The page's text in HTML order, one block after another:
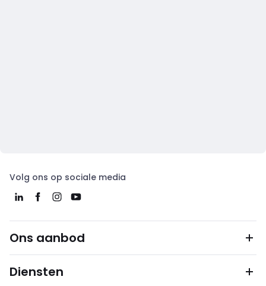
Volg ons op sociale media
Ons aanbod
Diensten